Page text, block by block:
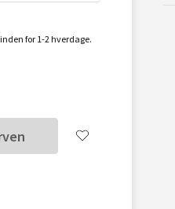
for 1-2 hverdage.